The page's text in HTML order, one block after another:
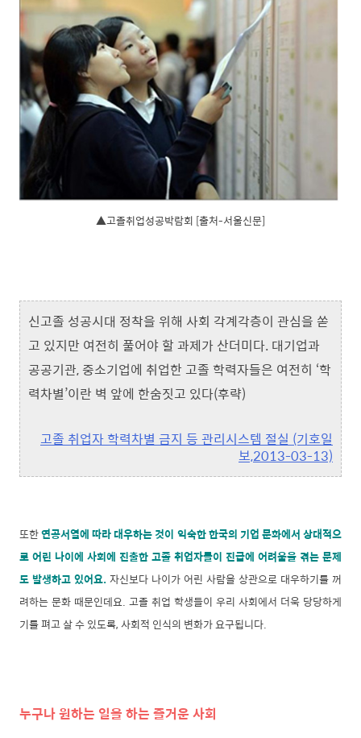
▲고졸취업성공박람회 [출처-서울신문]
신고졸 성공시대 정착을 위해 사회 각계각층이 관심을 쏟
고 있지만 여전히 풀어야 할 과제가 산더미다. 대기업과
공공기관, 중소기업에 취업한 고졸 학력자들은 여전히 ‘학
력차별’이란 벽 앞에 한숨짓고 있다(후략)
고졸 취업자 학력차별 금지 등 관리시스템 절실 (기호일
보,2013-03-13)
또한연공서열에 따라 대우하는 것이 익숙한 한국의 기업 문화에서 상대적으
로 어린 나이에 사회에 진출한 고졸 취업자들이 진급에 어려움을 겪는 문제
도 발생하고 있어요.자신보다 나이가 어린 사람을 상관으로 대우하기를 꺼
려하는 문화 때문인데요. 고졸 취업 학생들이 우리 사회에서 더욱 당당하게
기를 펴고 살 수 있도록, 사회적 인식의 변화가 요구됩니다.
누구나 원하는 일을 하는 즐거운 사회